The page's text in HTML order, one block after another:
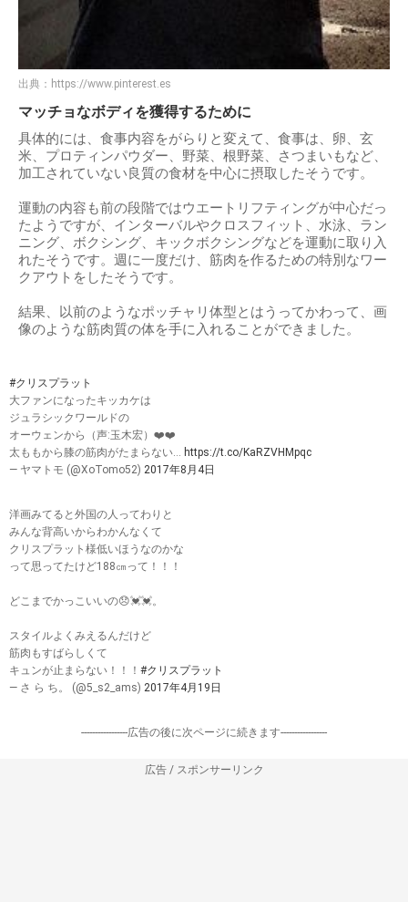
出典： https://www.pinterest.es
マッチョなボディを獲得するために
具体的には、食事内容をがらりと変えて、食事は、卵、玄
米、プロティンパウダー、野菜、根野菜、さつまいもなど、
加工されていない良質の食材を中心に摂取したそうです。
運動の内容も前の段階ではウエートリフティングが中心だっ
たようですが、インターバルやクロスフィット、水泳、ラン
ニング、ボクシング、キックボクシングなどを運動に取り入
れたそうです。週に一度だけ、筋肉を作るための特別なワー
クアウトをしたそうです。
結果、以前のようなポッチャリ体型とはうってかわって、画
像のような筋肉質の体を手に入れることができました。
#クリスプラット
大ファンになったキッカケは
ジュラシックワールドの
オーウェンから（声:玉木宏）❤️❤️
太ももから膝の筋肉がたまらない…
https://t.co/KaRZVHMpqc
— ヤマトモ (@XoTomo52) 2017年8月4日
洋画みてると外国の人ってわりと
みんな背高いからわかんなくて
クリスプラット様低いほうなのかな
って思ってたけど188㎝って！！！
どこまでかっこいいの😞💓💓。
スタイルよくみえるんだけど
筋肉もすばらしくて
キュンが止まらない！！！ #クリスプラット
— さ ら ち。 (@5_s2_ams) 2017年4月19日
-----------------広告の後に次ページに続きます-----------------
広告 / スポンサーリンク